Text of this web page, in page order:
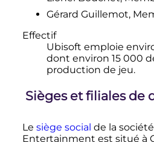
Gérard Guillemot,
Effectif
Ubisoft emploie
dont environ 15 000
production de jeu.
Sièges et filiales de
Le siège social de la
Entertainment est situé à